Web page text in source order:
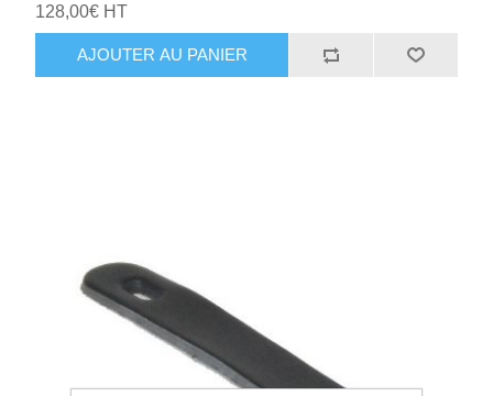
128,00€ HT
AJOUTER AU PANIER